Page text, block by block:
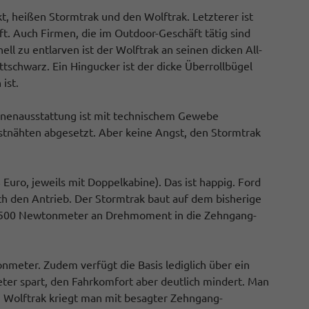
heißen Stormtrak und den Wolftrak. Letzterer ist
Auch Firmen, die im Outdoor-Geschäft tätig sind
zu entlarven ist der Wolftrak an seinen dicken All-
Ein Hingucker ist der dicke Überrollbügel
ist.
ist mit technischem Gewebe
abgesetzt. Aber keine Angst, den Stormtrak
jeweils mit Doppelkabine). Das ist happig. Ford
den Antrieb. Der Stormtrak baut auf dem bisherige
Newtonmeter an Drehmoment in die Zehngang-
Zudem verfügt die Basis lediglich über ein
spart, den Fahrkomfort aber deutlich mindert. Man
kriegt man mit besagter Zehngang-